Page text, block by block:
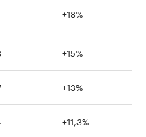
+18%
+15%
+13%
+11,3%